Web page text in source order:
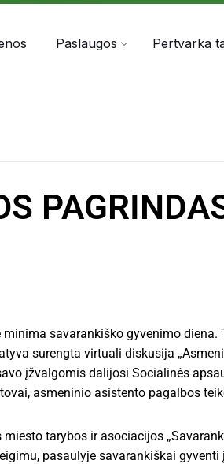
Paslaugos Pertvarka
minima savarankiško gyvenimo
surengta virtuali diskusija
įžvalgomis dalijosi Socialinės
asmeninio asistento pagalbos
tarybos ir asociacijos
pasaulyje savarankiškai